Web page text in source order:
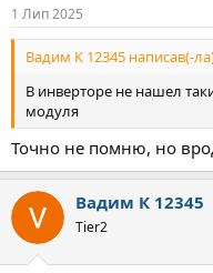
1 Лип 2025
Вадим К 12345 написав(-
В инверторе не нашел
модуля
Точно не помню, но
Вадим К 12345
Tier2